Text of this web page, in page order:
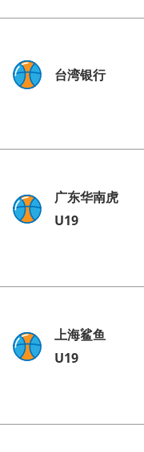
台湾银行
广东华南虎
U19
上海鲨鱼
U19